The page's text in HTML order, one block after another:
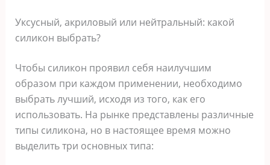
Уксусный, акриловый или нейтральный: какой
силикон выбрать?
Чтобы силикон проявил себя наилучшим
образом при каждом применении, необходимо
выбрать лучший, исходя из того, как его
использовать. На рынке представлены различные
типы силикона, но в настоящее время можно
выделить три основных типа: